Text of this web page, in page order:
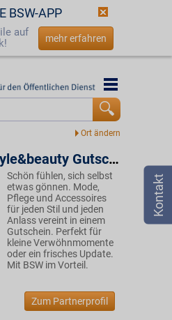
BSW-APP
auf
mehr erfahren
BestChoice style&beauty Gutschein
Schön fühlen, sich selbst
etwas gönnen. Mode,
Pflege und Accessoires
für jeden Stil und jeden
Anlass vereint in einem
Gutschein. Perfekt für
kleine Verwöhnmomente
oder ein frisches Update.
Mit BSW im Vorteil.
Zum Partnerprofil